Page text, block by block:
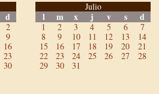
d
2
9
16
23
30
Julio
l m x j v s d
1 2 3 4 5 6
7
8
9 10 11 12 13
14
15
16 17 18 19 20
21
22
23 24 25 26 27
28
29
30 31